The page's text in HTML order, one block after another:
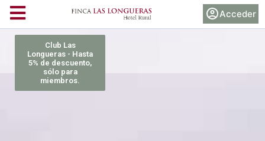
Acceder
Club Las
Longueras - Hasta
5% de descuento,
sólo para
miembros.